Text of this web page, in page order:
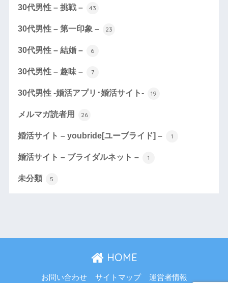
30代男性 – 挑戦 – 43
30代男性 – 第一印象 – 23
30代男性 – 結婚 – 6
30代男性 – 趣味 – 7
30代男性 -婚活アプリ･婚活サイト- 19
メルマガ読者用 26
婚活サイト – youbride[ユーブライド] – 1
婚活サイト – ブライダルネット – 1
未分類 5
HOME
お問い合わせ サイトマップ 運営者情報